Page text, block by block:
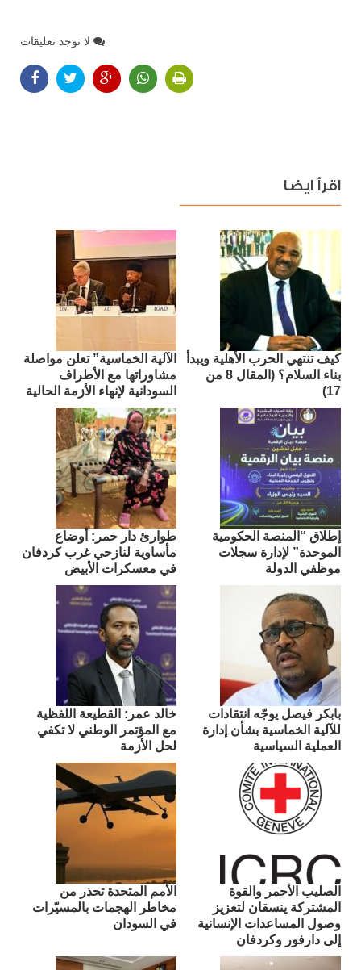
لا توجد تعليقات
اقرأ ايضا
كيف تنتهي الحرب الأهلية ويبدأ
بناء السلام؟ (المقال 8 من
17)
الآلية الخماسية” تعلن مواصلة
مشاوراتها مع الأطراف
السودانية لإنهاء الأزمة الحالية
إطلاق “المنصة الحكومية
الموحدة” لإدارة سجلات
موظفي الدولة
طوارئ دار حمر: أوضاع
مأساوية لنازحي غرب كردفان
في معسكرات الأبيض
بابكر فيصل يوجّه انتقادات
للآلية الخماسية بشأن إدارة
العملية السياسية
​خالد عمر: القطيعة اللفظية
مع المؤتمر الوطني لا تكفي
لحل الأزمة
الصليب الأحمر والقوة
المشتركة ينسقان لتعزيز
وصول المساعدات الإنسانية
إلى دارفور وكردفان
الأمم المتحدة تحذر من
مخاطر الهجمات بالمسيّرات
في السودان